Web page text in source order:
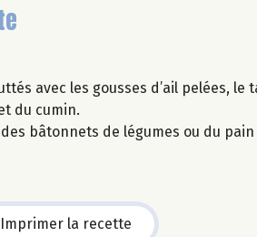
avec les gousses d’ail pelées, le
du cumin.
bâtonnets de légumes ou du
Imprimer la recette